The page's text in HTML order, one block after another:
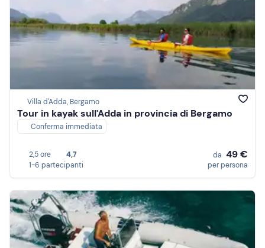
Villa d'Adda, Bergamo
Tour in kayak sull'Adda in provincia di Bergamo
Conferma immediata
2,5 ore
4,7
1-6 partecipanti
da 49 €
per persona